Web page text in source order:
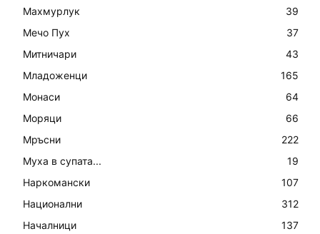
Махмурлук
39
Мечо Пух
37
Митничари
43
Младоженци
165
Монаси
64
Моряци
66
Мръсни
222
Муха в супата...
19
Наркомански
107
Национални
312
Началници
137